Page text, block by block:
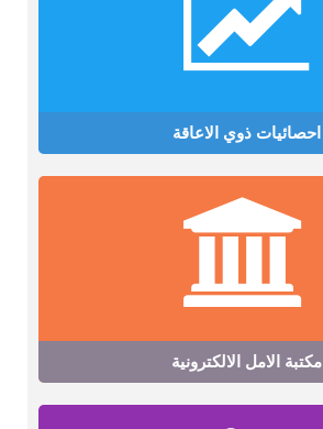
احصائيات ذوي الاعاقة
مكتبة الامل الالكترونية